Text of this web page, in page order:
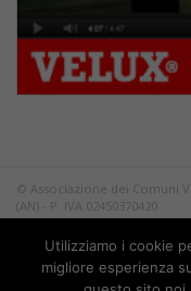
© Associazione dei Comuni
(AN) - P. IVA 02450370420
Tutti i diritti riservati.
PrivacyUtilizziamo i cookie
migliore esperienza